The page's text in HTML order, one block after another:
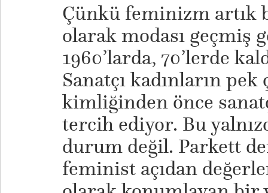
Çünkü feminizm artık
olarak modası geçmiş
1960’larda, 70’lerde
Sanatçı kadınların pek
kimliğinden önce
tercih ediyor. Bu
durum değil. Parkett
feminist açıdan